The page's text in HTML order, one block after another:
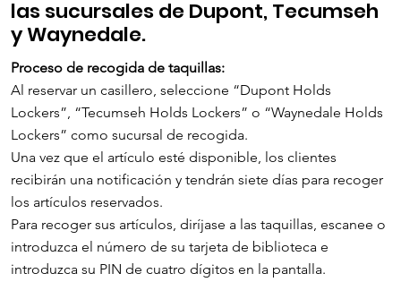
las sucursales de Dupont, Tecumseh
y Waynedale.
Proceso de recogida de taquillas:
Al reservar un casillero, seleccione “Dupont Holds
Lockers”, “Tecumseh Holds Lockers” o “Waynedale Holds
Lockers” como sucursal de recogida.
Una vez que el artículo esté disponible, los clientes
recibirán una notificación y tendrán siete días para recoger
los artículos reservados.
Para recoger sus artículos, diríjase a las taquillas, escanee o
introduzca el número de su tarjeta de biblioteca e
introduzca su PIN de cuatro dígitos en la pantalla.